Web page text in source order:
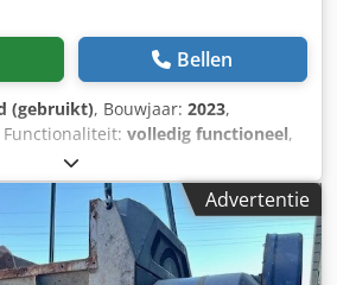
Bellen
(gebruikt), Bouwjaar: 2023,
Functionaliteit: volledig functioneel,
in 2023 teruggehaald voor een
niet doorging, waardoor
shredder, WME infloor
blussysteem worden als één
voor alle drie was £440.000.
Advertentie